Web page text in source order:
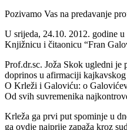
Pozivamo Vas na predavanje
U srijeda, 24.10. 2012. godine u
Knjižnicu i čitaonicu “Fran
Prof.dr.sc. Joža Skok ugledni je
doprinos u afirmaciji
O Krleži i Galoviću: o
Od svih suvremenika
Krleža ga prvi put spominje u
ga ovdje najprije zapaža kroz